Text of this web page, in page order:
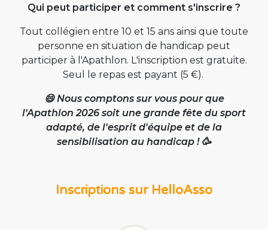
Qui peut participer et comment s'inscrire ?
Tout collégien entre 10 et 15 ans ainsi que toute
personne en situation de handicap peut
participer à l'Apathlon. L'inscription est gratuite.
Seul le repas est payant (5 €).
😄 Nous comptons sur vous pour que
l'Apathlon 2026 soit une grande fête du sport
adapté, de l'esprit d'équipe et de la
sensibilisation au handicap ! 🥳
Inscriptions sur HelloAsso